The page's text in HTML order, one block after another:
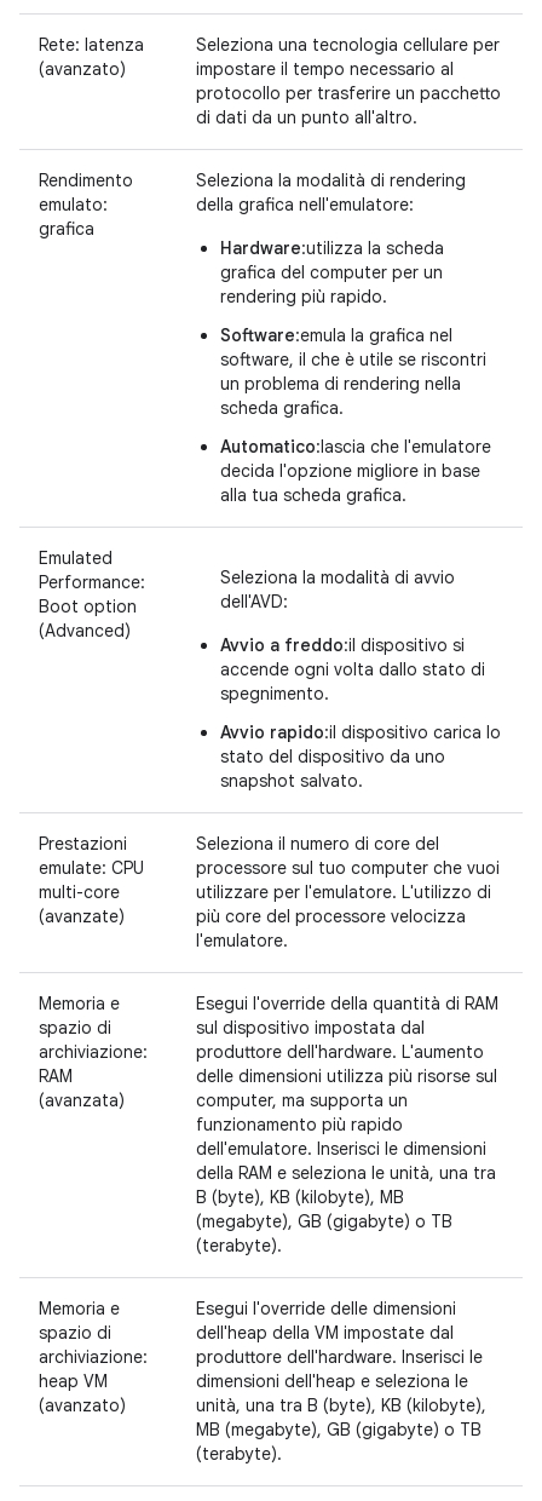
Rete: latenza
(avanzato)
Seleziona una tecnologia cellulare per
impostare il tempo necessario al
protocollo per trasferire un pacchetto
di dati da un punto all'altro.
Rendimento
emulato:
grafica
Seleziona la modalità di rendering
della grafica nell'emulatore:
Hardware:utilizza la scheda
grafica del computer per un
rendering più rapido.
Software:emula la grafica nel
software, il che è utile se riscontri
un problema di rendering nella
scheda grafica.
Automatico:lascia che l'emulatore
decida l'opzione migliore in base
alla tua scheda grafica.
Emulated
Performance:
Boot option
(Advanced)
Seleziona la modalità di avvio
dell'AVD:
Avvio a freddo:il dispositivo si
accende ogni volta dallo stato di
spegnimento.
Avvio rapido:il dispositivo carica lo
stato del dispositivo da uno
snapshot salvato.
Prestazioni
emulate: CPU
multi-core
(avanzate)
Seleziona il numero di core del
processore sul tuo computer che vuoi
utilizzare per l'emulatore. L'utilizzo di
più core del processore velocizza
l'emulatore.
Memoria e
spazio di
archiviazione:
RAM
(avanzata)
Esegui l'override della quantità di RAM
sul dispositivo impostata dal
produttore dell'hardware. L'aumento
delle dimensioni utilizza più risorse sul
computer, ma supporta un
funzionamento più rapido
dell'emulatore. Inserisci le dimensioni
della RAM e seleziona le unità, una tra
B (byte), KB (kilobyte), MB
(megabyte), GB (gigabyte) o TB
(terabyte).
Memoria e
spazio di
archiviazione:
heap VM
(avanzato)
Esegui l'override delle dimensioni
dell'heap della VM impostate dal
produttore dell'hardware. Inserisci le
dimensioni dell'heap e seleziona le
unità, una tra B (byte), KB (kilobyte),
MB (megabyte), GB (gigabyte) o TB
(terabyte).